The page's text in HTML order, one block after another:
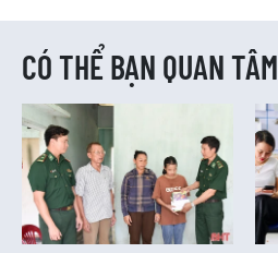
CÓ THỂ BẠN QUAN TÂM